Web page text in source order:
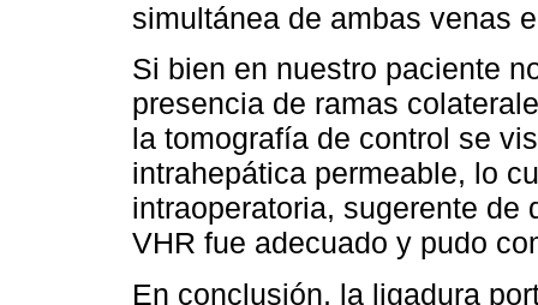
simultánea de ambas venas
Si bien en nuestro paciente
presencia de ramas
la tomografía de control se
intrahepática permeable, lo
intraoperatoria, sugerente de
VHR fue adecuado y pudo
En conclusión, la ligadura